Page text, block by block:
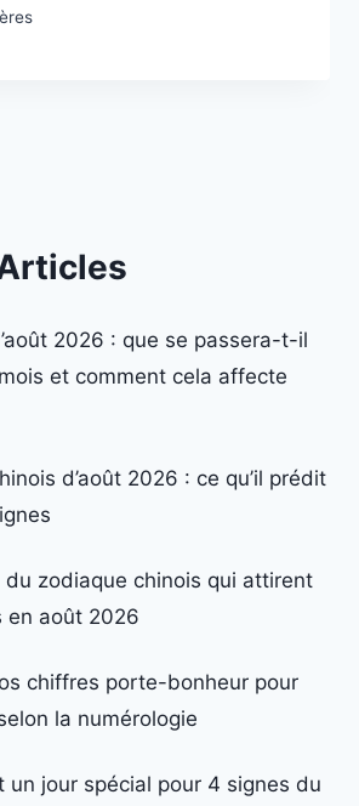
2026 : que se passera-t-il
et comment cela affecte
d’août 2026 : ce qu’il prédit
du zodiaque chinois qui attirent
en août 2026
chiffres porte-bonheur pour
la numérologie
un jour spécial pour 4 signes du